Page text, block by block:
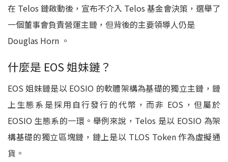
在 Telos 鏈啟動後，宣布不介入 Telos 基金會決策，選舉了
一個董事會負責營運主鏈，但背後的主要領導人仍是
Douglas Horn 。
什麼是 EOS 姐妹鏈？
EOS 姐妹鏈是以 EOSIO 的軟體架構為基礎的獨立主鏈，鏈
上生態系是採用自行發行的代幣，而非 EOS，但屬於
EOSIO 生態系的一環。舉例來說，Telos 是以 EOSIO 為架
構基礎的獨立區塊鏈，鏈上是以 TLOS Token 作為虛擬通
貨。